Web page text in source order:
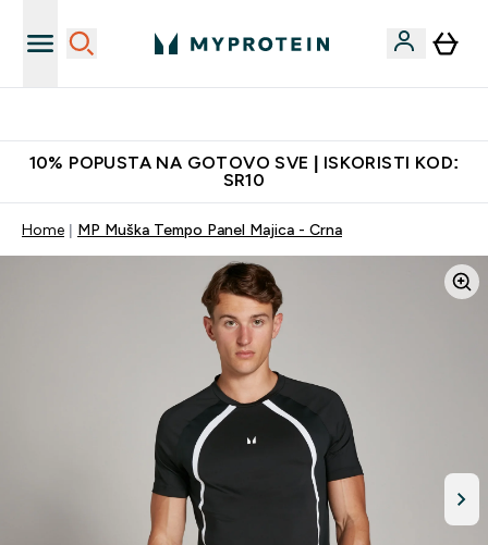
10% POPUSTA NA GOTOVO SVE | ISKORISTI KOD:
SR10
Home MP Muška Tempo Panel Majica - Crna